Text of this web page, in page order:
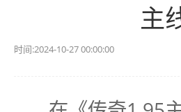
主
时间:2024-10-27 00:00:00